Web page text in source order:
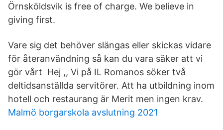
Örnsköldsvik is free of charge. We believe in
giving first.
Vare sig det behöver slängas eller skickas vidare
för återanvändning så kan du vara säker att vi
gör vårt Hej ,, Vi på IL Romanos söker två
deltidsanställda servitörer. Att ha utbildning inom
hotell och restaurang är Merit men ingen krav.
Malmö borgarskola avslutning 2021